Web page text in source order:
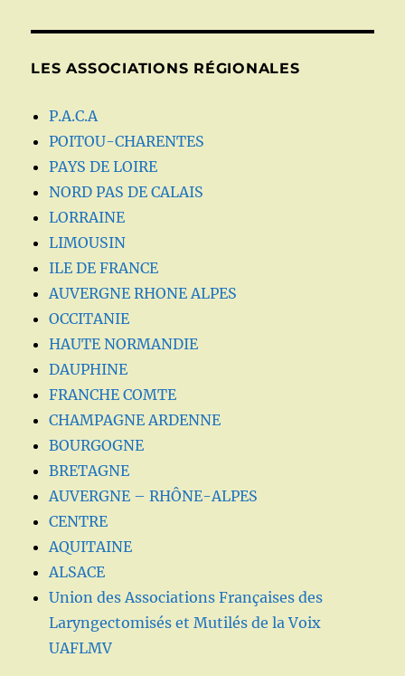
LES ASSOCIATIONS RÉGIONALES
P.A.C.A
POITOU-CHARENTES
PAYS DE LOIRE
NORD PAS DE CALAIS
LORRAINE
LIMOUSIN
ILE DE FRANCE
AUVERGNE RHONE ALPES
OCCITANIE
HAUTE NORMANDIE
DAUPHINE
FRANCHE COMTE
CHAMPAGNE ARDENNE
BOURGOGNE
BRETAGNE
AUVERGNE – RHÔNE-ALPES
CENTRE
AQUITAINE
ALSACE
Union des Associations Françaises des
Laryngectomisés et Mutilés de la Voix
UAFLMV